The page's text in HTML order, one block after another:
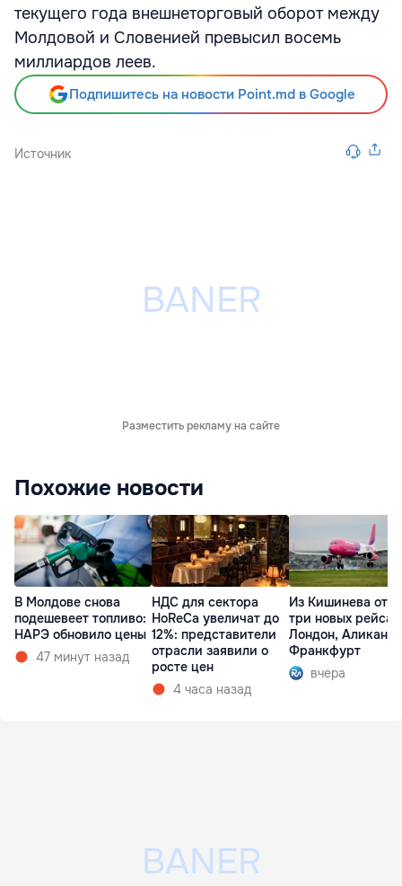
текущего года внешнеторговый оборот между
Молдовой и Словенией превысил восемь
миллиардов леев.
Подпишитесь на новости Point.md в Google
Источник
Разместить рекламу на сайте
Похожие новости
В Молдове снова
подешевеет топливо:
НАРЭ обновило цены
47 минут назад
НДС для сектора
HoReCa увеличат до
12%: представители
отрасли заявили о
росте цен
4 часа назад
Из Кишинева
три новых рейса
Лондон,
Франкфурт
вчера